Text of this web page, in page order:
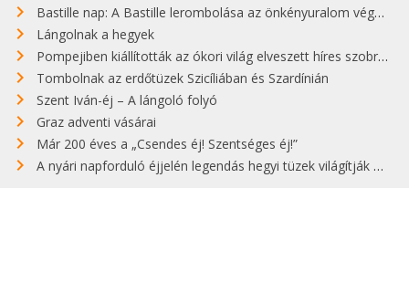
Bastille nap: A Bastille lerombolása az önkényuralom végét jelentette
Lángolnak a hegyek
Pompejiben kiállították az ókori világ elveszett híres szobrának másolatát
Tombolnak az erdőtüzek Szicíliában és Szardínián
Szent Iván-éj – A lángoló folyó
Graz adventi vásárai
Már 200 éves a „Csendes éj! Szentséges éj!”
A nyári napforduló éjjelén legendás hegyi tüzek világítják meg Zugspitzét